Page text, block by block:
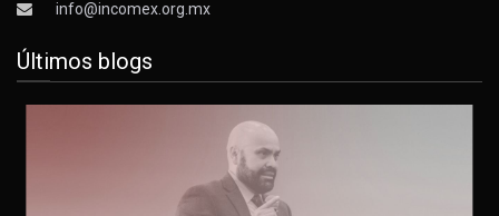
info@incomex.org.mx
Últimos blogs